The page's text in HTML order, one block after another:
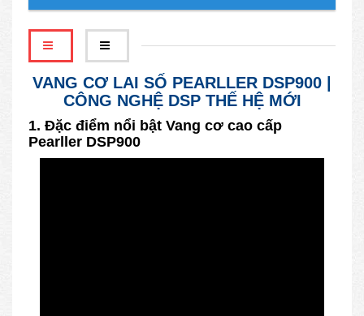
VANG CƠ LAI SỐ PEARLLER DSP900 |
CÔNG NGHỆ DSP THẾ HỆ MỚI
1. Đặc điểm nổi bật Vang cơ cao cấp
Pearller DSP900